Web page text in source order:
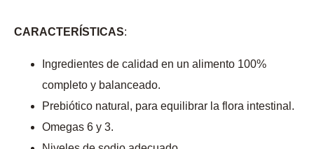
CARACTERÍSTICAS:
Ingredientes de calidad en un alimento 100%
completo y balanceado.
Prebiótico natural, para equilibrar la flora intestinal.
Omegas 6 y 3.